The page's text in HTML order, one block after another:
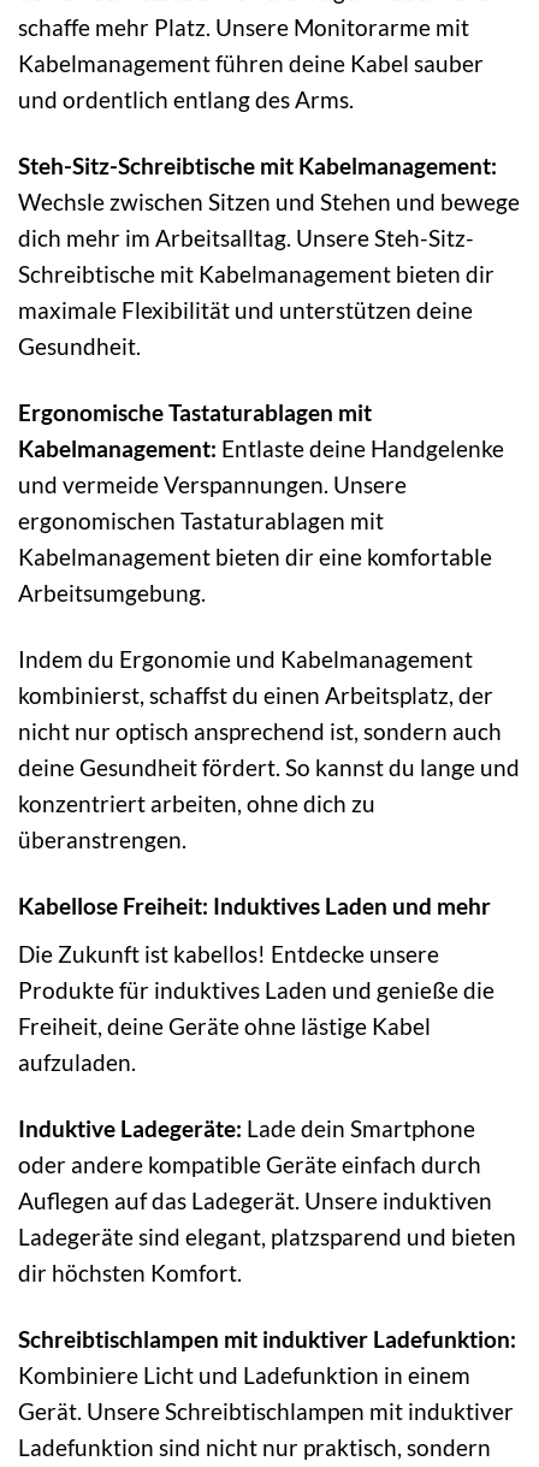
schaffe mehr Platz. Unsere Monitorarme mit
Kabelmanagement führen deine Kabel sauber
und ordentlich entlang des Arms.
Steh-Sitz-Schreibtische mit Kabelmanagement:
Wechsle zwischen Sitzen und Stehen und bewege
dich mehr im Arbeitsalltag. Unsere Steh-Sitz-
Schreibtische mit Kabelmanagement bieten dir
maximale Flexibilität und unterstützen deine
Gesundheit.
Ergonomische Tastaturablagen mit
Kabelmanagement: Entlaste deine Handgelenke
und vermeide Verspannungen. Unsere
ergonomischen Tastaturablagen mit
Kabelmanagement bieten dir eine komfortable
Arbeitsumgebung.
Indem du Ergonomie und Kabelmanagement
kombinierst, schaffst du einen Arbeitsplatz, der
nicht nur optisch ansprechend ist, sondern auch
deine Gesundheit fördert. So kannst du lange und
konzentriert arbeiten, ohne dich zu
überanstrengen.
Kabellose Freiheit: Induktives Laden und mehr
Die Zukunft ist kabellos! Entdecke unsere
Produkte für induktives Laden und genieße die
Freiheit, deine Geräte ohne lästige Kabel
aufzuladen.
Induktive Ladegeräte: Lade dein Smartphone
oder andere kompatible Geräte einfach durch
Auflegen auf das Ladegerät. Unsere induktiven
Ladegeräte sind elegant, platzsparend und bieten
dir höchsten Komfort.
Schreibtischlampen mit induktiver Ladefunktion:
Kombiniere Licht und Ladefunktion in einem
Gerät. Unsere Schreibtischlampen mit induktiver
Ladefunktion sind nicht nur praktisch, sondern